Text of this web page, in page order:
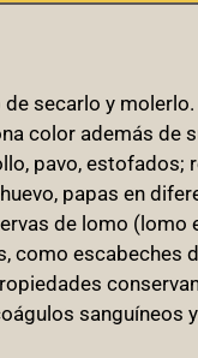
secarlo y
color además de
pavo,
papas en
de lomo
como escabeches
sanguíneos